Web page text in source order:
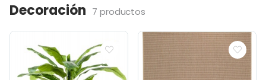
Decoración 7 productos